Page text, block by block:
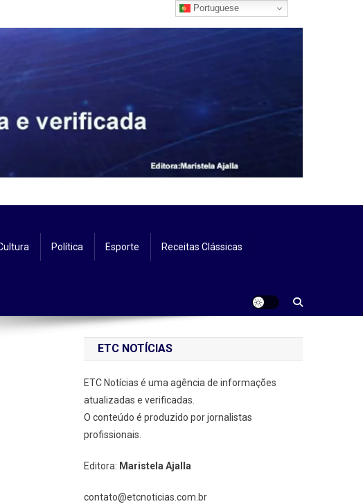
Política Esporte Receitas Clássicas
ETC NOTÍCIAS
ETC Notícias é uma agência de informações
atualizadas e verificadas.
O conteúdo é produzido por jornalistas
profissionais.
Editora: Maristela Ajalla
contato@etcnoticias.com.br
Portuguese